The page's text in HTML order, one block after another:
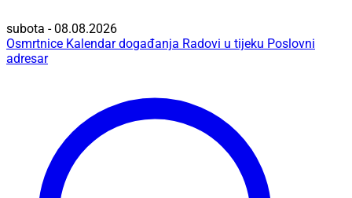
subota - 08.08.2026
Osmrtnice Kalendar događanja Radovi u tijeku Poslovni
adresar